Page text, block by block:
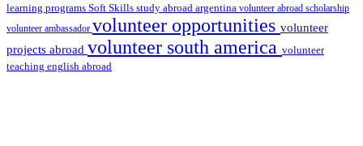
learning programs Soft Skills study abroad argentina volunteer abroad scholarship
volunteer ambassador volunteer opportunities volunteer
projects abroad volunteer south america volunteer
teaching english abroad